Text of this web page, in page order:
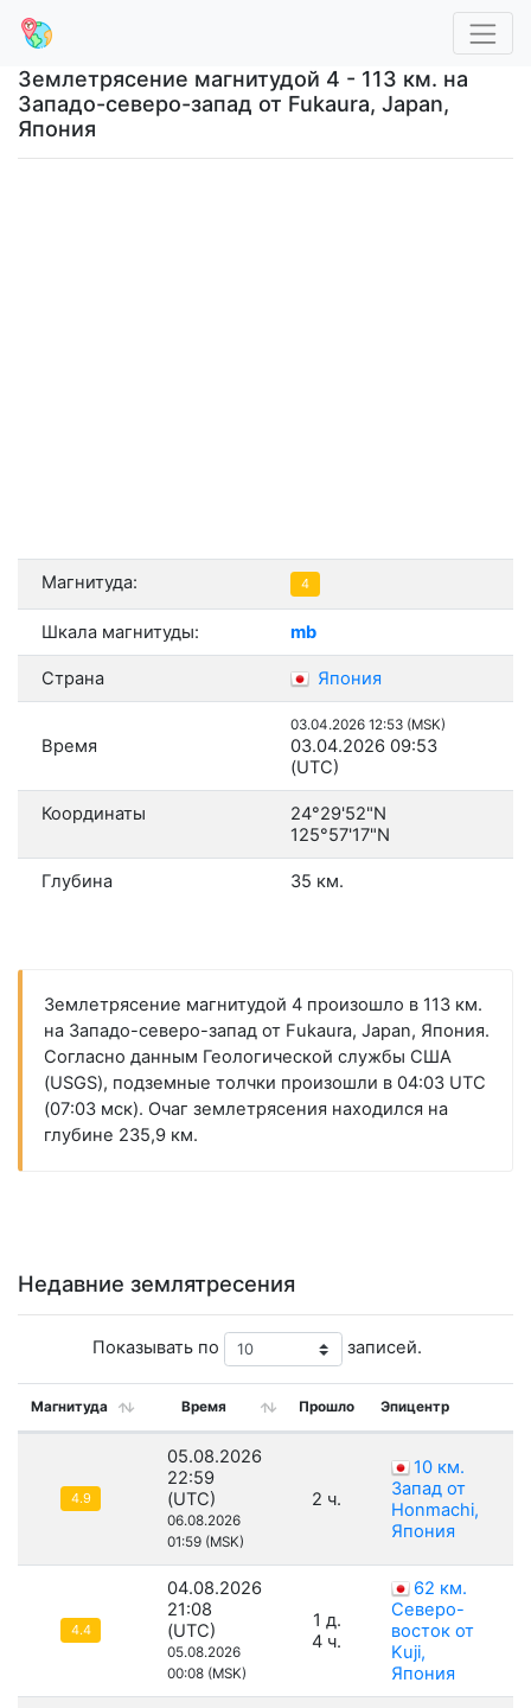
Землетрясение магнитудой 4 - 113 км. на
Западо-северо-запад от Fukaura, Japan,
Япония
Магнитуда: 4
Шкала магнитуды: mb
Страна Япония
Время
03.04.2026 12:53 (MSK)
03.04.2026 09:53
(UTC)
Координаты
24°29'52"N
125°57'17"N
Глубина 35 км.
Землетрясение магнитудой 4 произошло в 113 км.
на Западо-северо-запад от Fukaura, Japan, Япония.
Согласно данным Геологической службы США
(USGS), подземные толчки произошли в 04:03 UTC
(07:03 мск). Очаг землетрясения находился на
глубине 235,9 км.
Недавние землятресения
Показывать по записей.
Магнитуда Время Прошло Эпицентр
4.9
05.08.2026
22:59
(UTC)
06.08.2026
01:59 (MSK)
2 ч.
10 км.
Запад от
Honmachi,
Япония
4.4
04.08.2026
21:08
(UTC)
05.08.2026
00:08 (MSK)
1 д.
4 ч.
62 км.
Северо-
восток от
Kuji,
Япония